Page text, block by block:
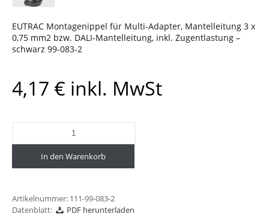
EUTRAC Montagenippel für Multi-Adapter, Mantelleitung 3 x
0,75 mm2 bzw. DALI-Mantelleitung, inkl. Zugentlastung –
schwarz 99-083-2
4,17 € inkl. MwSt
In den Warenkorb
Artikelnummer: 111-99-083-2
Datenblatt:
PDF herunterladen